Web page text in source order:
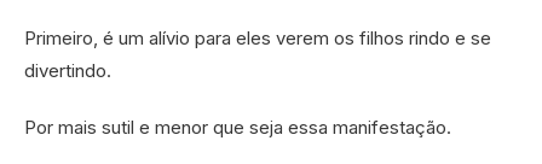
Primeiro, é um alívio para eles verem os filhos rindo e se
divertindo.
Por mais sutil e menor que seja essa manifestação.